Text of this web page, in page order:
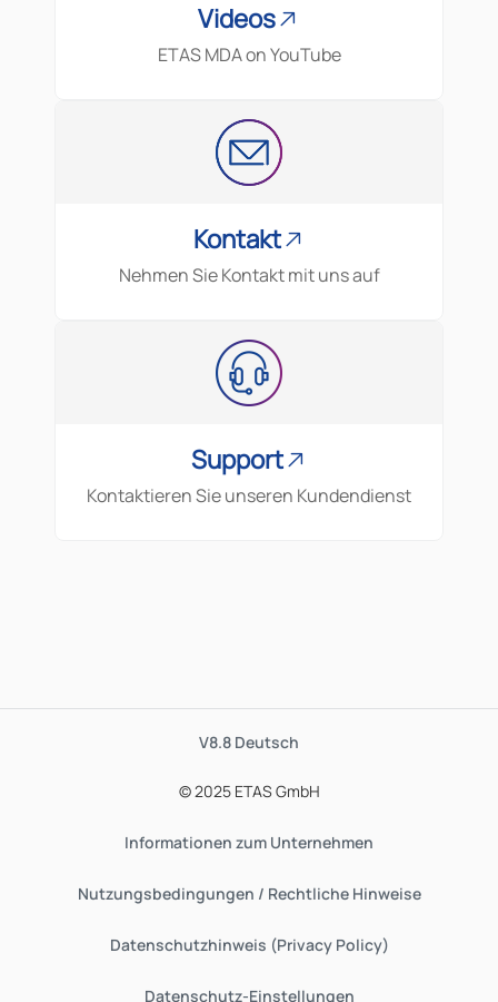
Videos
ETAS MDA on YouTube
Kontakt
Nehmen Sie Kontakt mit uns auf
Support
Kontaktieren Sie unseren Kundendienst
V8.8 Deutsch
© 2025 ETAS GmbH
Informationen zum Unternehmen
Nutzungsbedingungen / Rechtliche Hinweise
Datenschutzhinweis (Privacy Policy)
Datenschutz-Einstellungen